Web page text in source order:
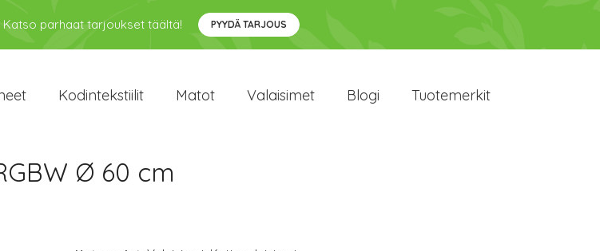
Katso parhaat tarjoukset täältä! PYYDÄ TARJOUS
Kodintekstiilit Matot Valaisimet Blogi Tuotemerkit
Ø 60 cm